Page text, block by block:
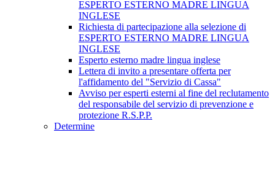
ESPERTO ESTERNO MADRE LINGUA
INGLESE
Richiesta di partecipazione alla selezione di
ESPERTO ESTERNO MADRE LINGUA
INGLESE
Esperto esterno madre lingua inglese
Lettera di invito a presentare offerta per
l'affidamento del "Servizio di Cassa"
Avviso per esperti esterni al fine del reclutamento
del responsabile del servizio di prevenzione e
protezione R.S.P.P.
Determine